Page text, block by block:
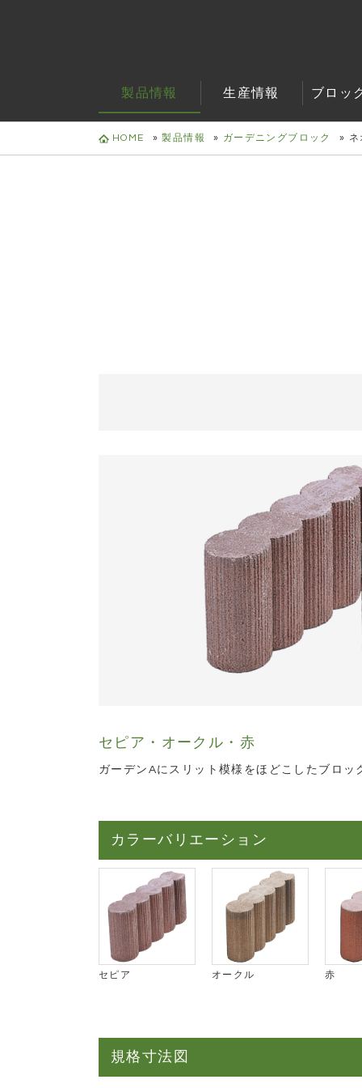
製品情報 生産情報 ブロッ
HOME »製品情報 » ガーデニングブロック »
セピア・オークル・赤
ガーデンAにスリット模様をほどこしたブロ
カラーバリエーション
セピア オークル 赤
規格寸法図